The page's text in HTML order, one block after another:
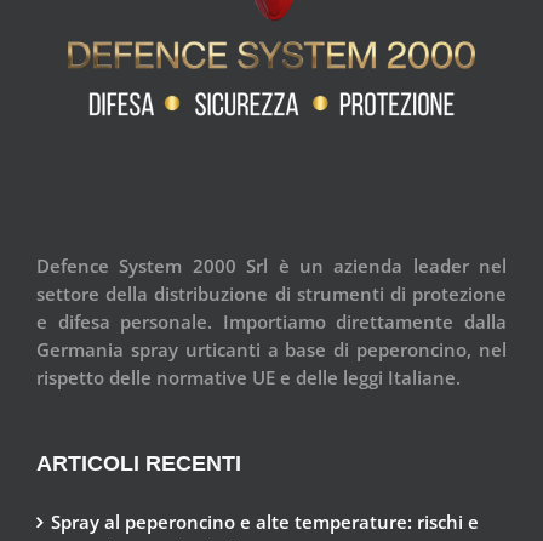
Defence System 2000 Srl è un azienda leader nel
settore della distribuzione di strumenti di protezione
e difesa personale. Importiamo direttamente dalla
Germania spray urticanti a base di peperoncino, nel
rispetto delle normative UE e delle leggi Italiane.
ARTICOLI RECENTI
Spray al peperoncino e alte temperature: rischi e